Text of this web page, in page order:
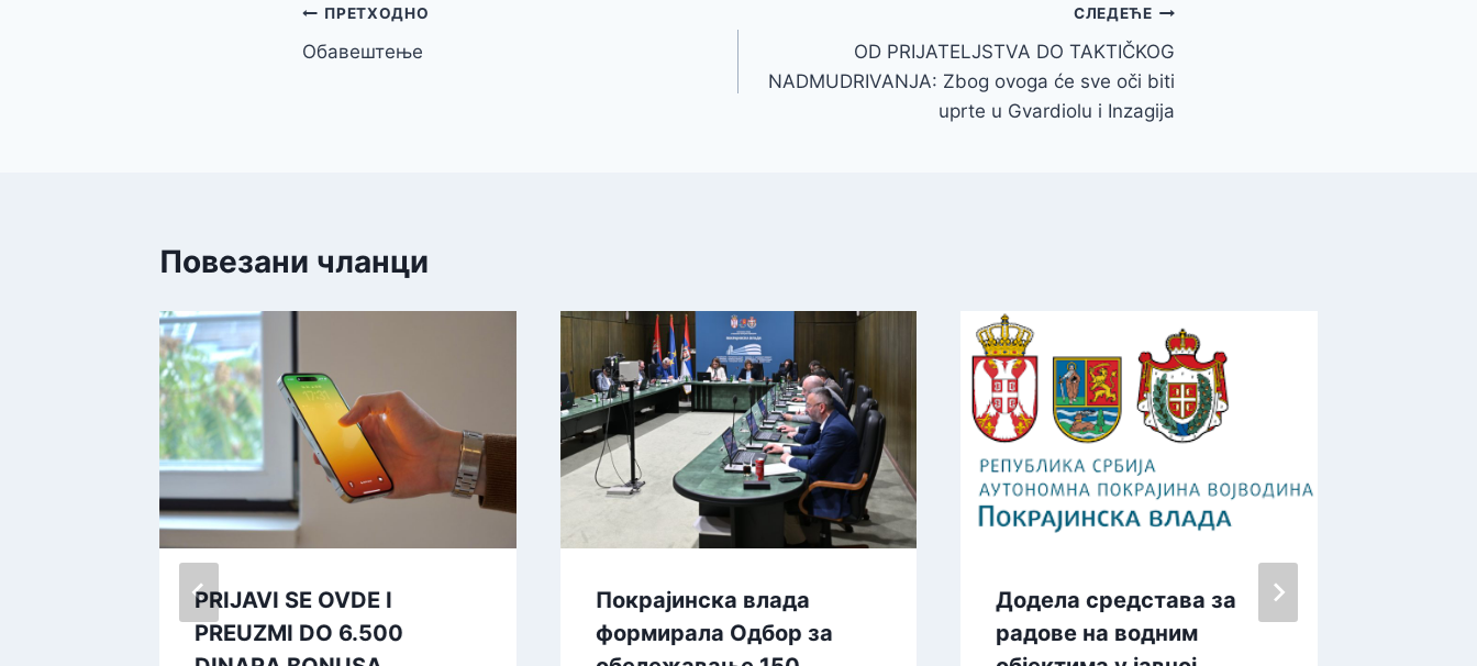
Кретање
чланка
ПРЕТХОДНО
Обавештење
СЛЕДЕЋЕ
OD PRIJATELJSTVA DO TAKTIČKOG
NADMUDRIVANJA: Zbog ovoga će sve oči biti
uprte u Gvardiolu i Inzagija
Повезани чланци
PRIJAVI SE OVDE I
PREUZMI DO 6.500
Покрајинска влада
формирала Одбор за
Додела средстава за
радове на водним